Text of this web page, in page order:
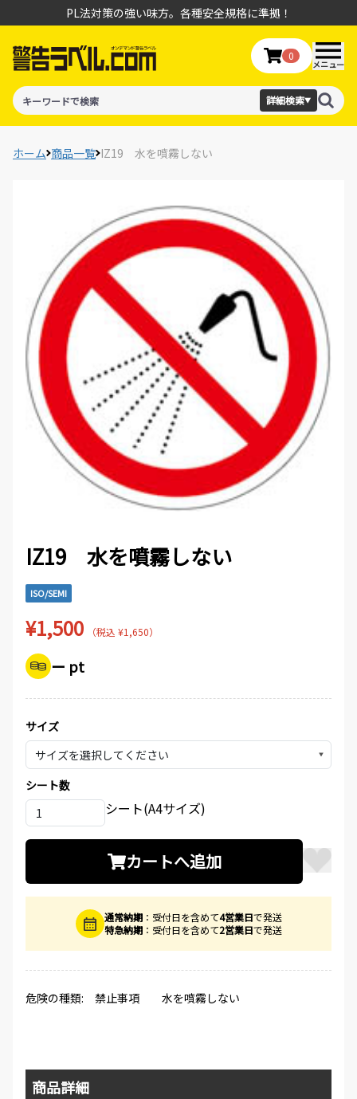
PL法対策の強い味方。各種安全規格に準拠！
詳細検索▼
0
メニュー
ホーム 商品一覧 IZ19 水を噴霧しない
IZ19 水を噴霧しない
ISO/SEMI
¥1,500 （税込 ¥1,650）
ー pt
サイズ
▼
シート数
シート(A4サイズ)
カートへ追加
通常納期：受付日を含めて4営業日で発送
特急納期：受付日を含めて2営業日で発送
危険の種類: 禁止事項 水を噴霧しない
商品詳細